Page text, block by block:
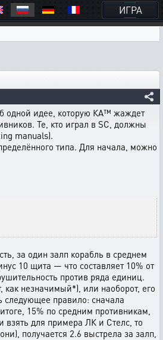
ИГРА
одной идее, которую КА™ жаждет
Те, кто играл в SC, должны
manuals).
типа. Для начала, можно
за один залп корабль в среднем
10 щита — что составляет 10% от
против ряда единиц.
незначимый*), или наоборот, его
следующее правило: сначала
15% по средним противникам,
взять для примера ЛК и Стелс, то
получается 2.6 выстрела за залп,